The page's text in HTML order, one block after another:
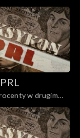
w drugim